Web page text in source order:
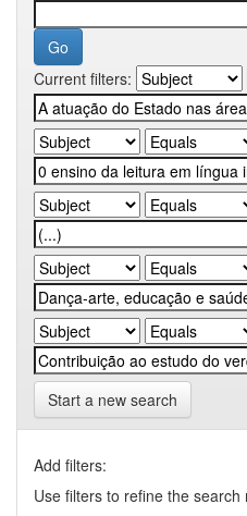
Current filters:
Start a new search
Add filters:
Use filters to refine the search